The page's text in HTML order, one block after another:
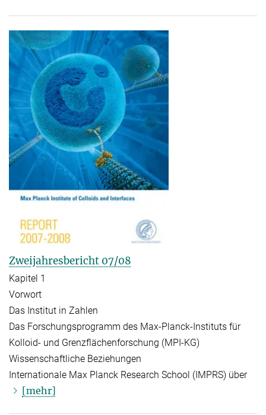
Zweijahresbericht 07/08
Kapitel 1
Vorwort
Das Institut in Zahlen
Das Forschungsprogramm des Max-Planck-Instituts für
Kolloid- und Grenzflächenforschung (MPI-KG)
Wissenschaftliche Beziehungen
Internationale Max Planck Research School (IMPRS) über
[mehr]